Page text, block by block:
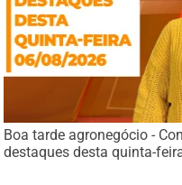
Boa tarde agronegócio -
destaques desta quinta-